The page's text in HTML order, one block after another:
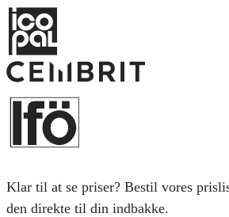
Klar til at se priser? Bestil vores
den direkte til din indbakke.